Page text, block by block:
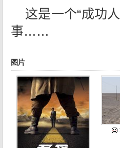
这是一个“成功
事……
图片